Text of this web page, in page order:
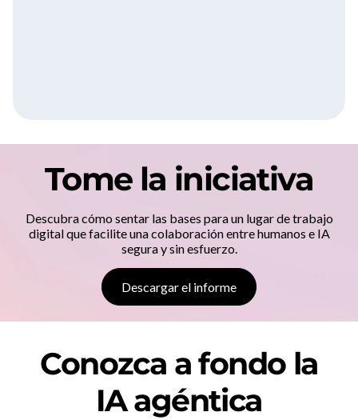
Tome la iniciativa
Descubra cómo sentar las bases para un lugar de trabajo
digital que facilite una colaboración entre humanos e IA
segura y sin esfuerzo.
Descargar el informe
Conozca a fondo la
IA agéntica